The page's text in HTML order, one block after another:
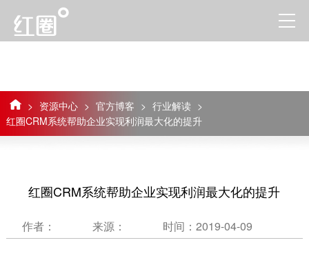
> 资源中心 > 官方博客 > 行业解读 >
红圈CRM系统帮助企业实现利润最大化的提升
红圈CRM系统帮助企业实现利润最大化的提升
作者： 来源： 时间：2019-04-09